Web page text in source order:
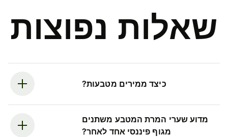
שאלות נפוצות
כיצד ממירים מטבעות?
מדוע שערי המרת המטבע משתנים
מגוף פיננסי אחד לאחר?